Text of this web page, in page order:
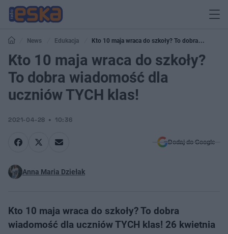
News Edukacja
Kto 10 maja wraca do szkoły? To dobra
wiadomość dla uczniów TYCH klas!
Kto 10 maja wraca do szkoły?
To dobra wiadomość dla
uczniów TYCH klas!
2021-04-28 10:36
Dodaj do Google
Anna Maria Dziełak
Kto 10 maja wraca do szkoły? To dobra
wiadomość dla uczniów TYCH klas! 26 kwietnia